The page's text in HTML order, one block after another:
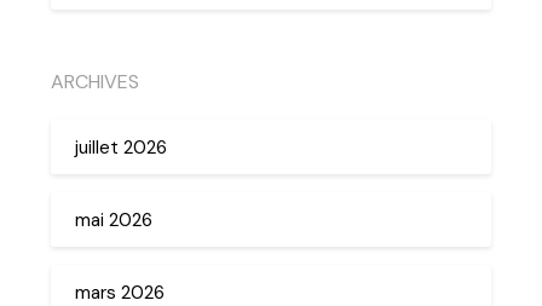
ARCHIVES
juillet 2026
mai 2026
mars 2026